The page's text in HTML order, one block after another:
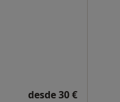
desde 30 €